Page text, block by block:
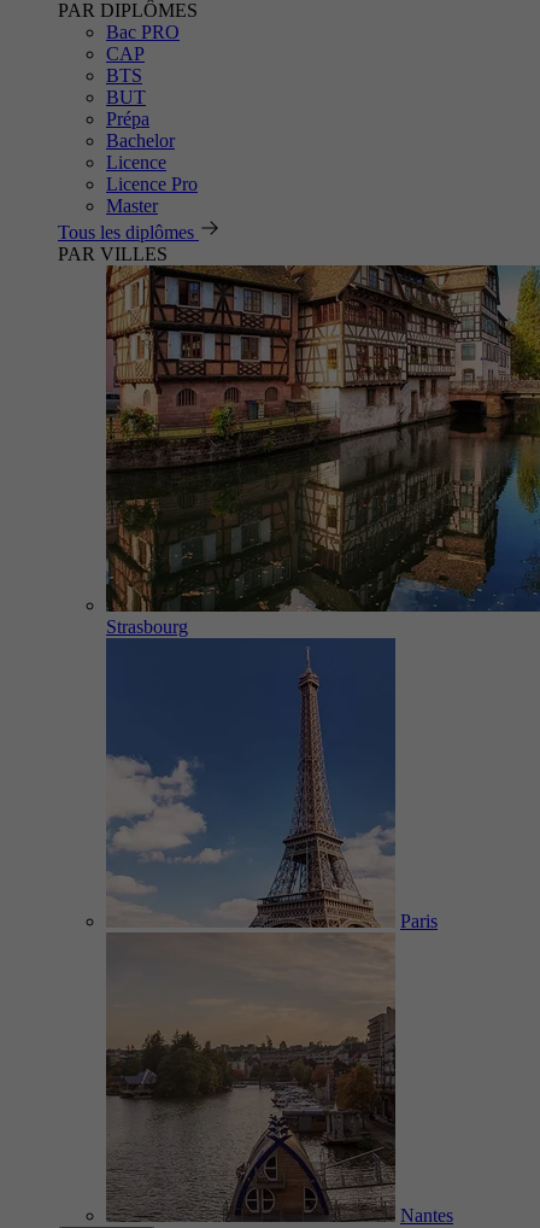
PAR DIPLÔMES
Bac PRO
CAP
BTS
BUT
Prépa
Bachelor
Licence
Licence Pro
Master
Tous les diplômes
PAR VILLES
Strasbourg
Paris
Nantes